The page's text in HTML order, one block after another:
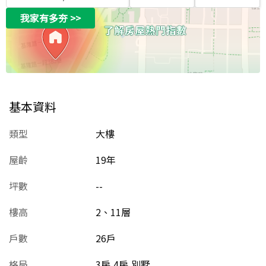
我家有多夯>>
基本資料
類型
大樓
屋齡
19年
坪數
--
樓高
2、11層
戶數
26戶